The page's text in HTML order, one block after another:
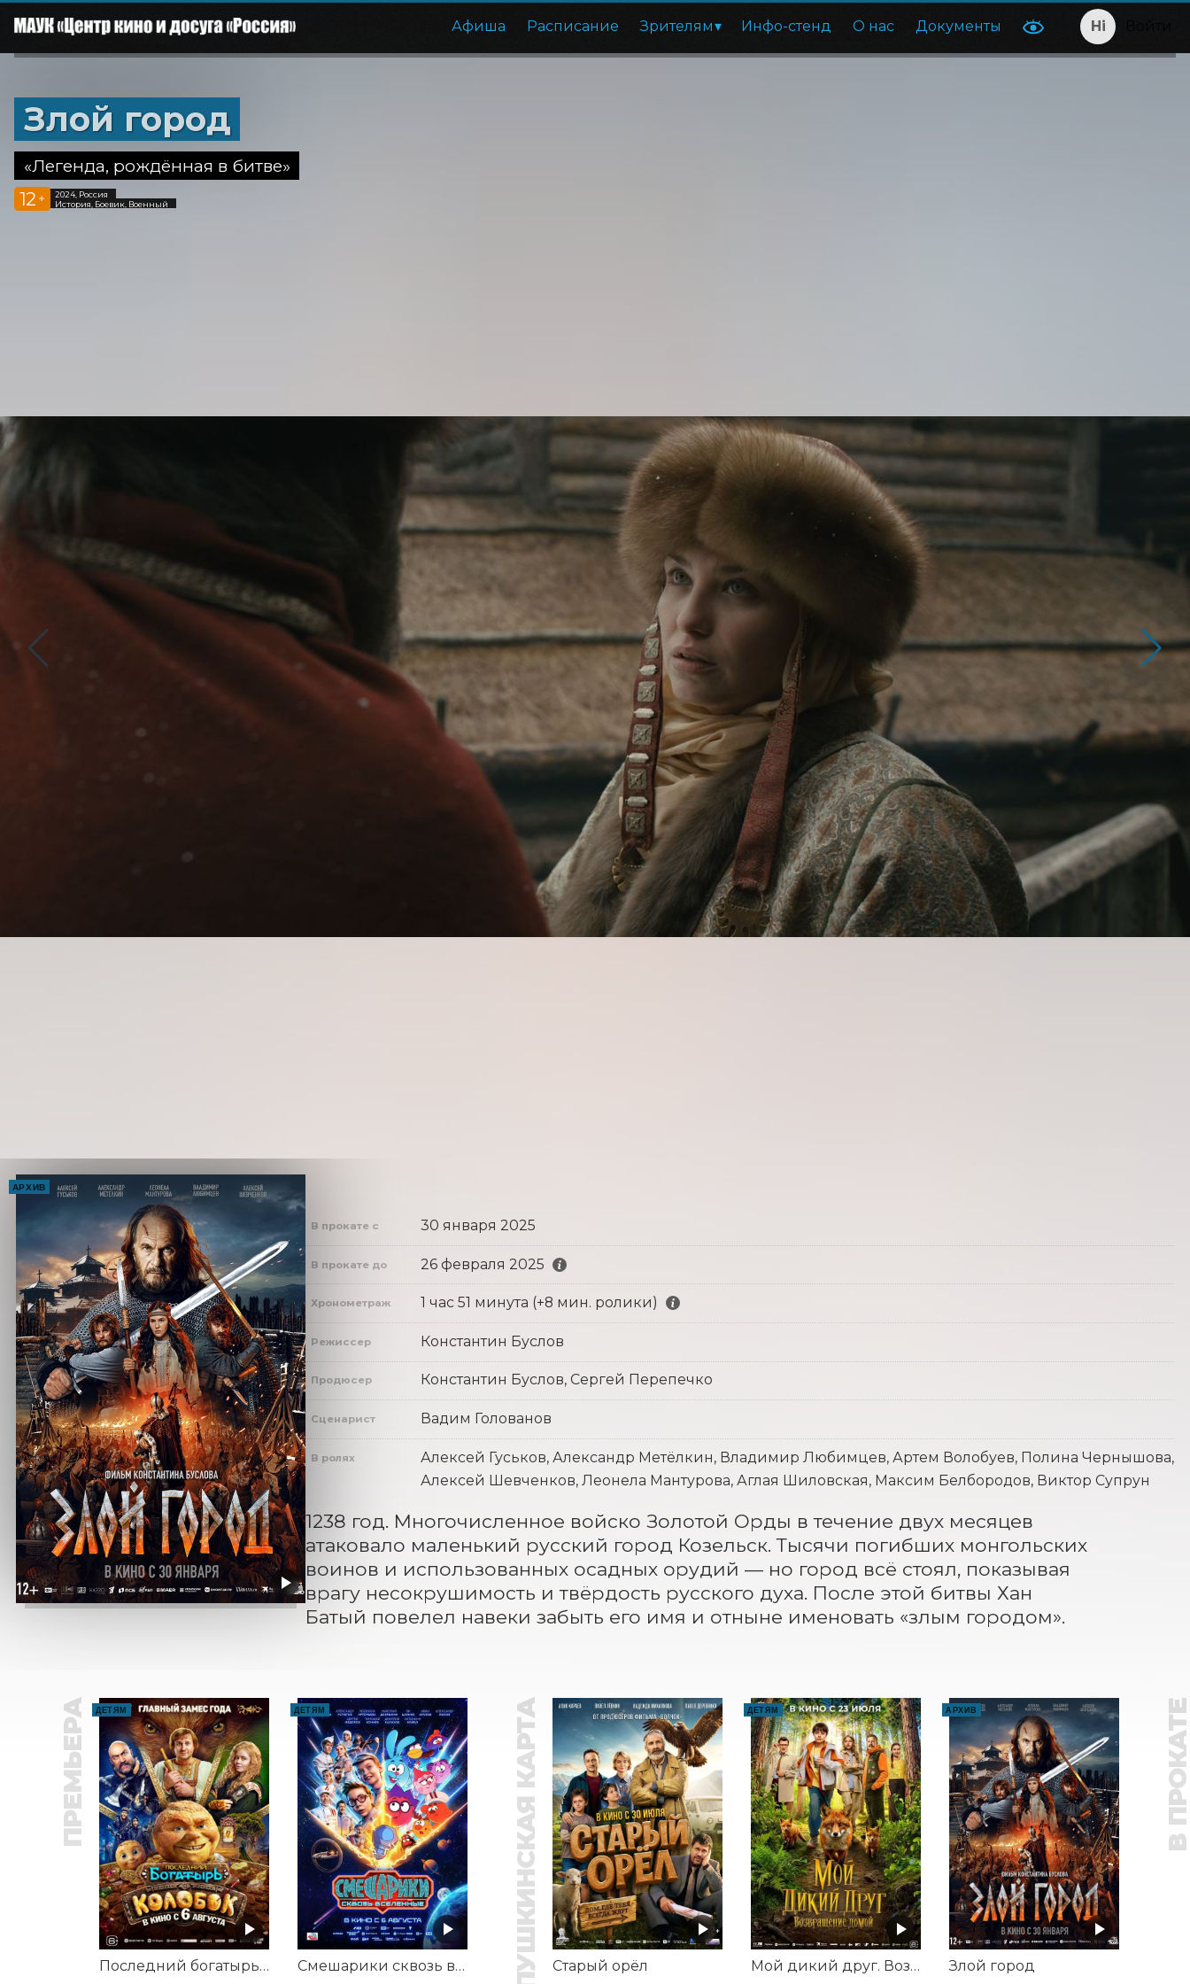
Афиша Расписание Зрителям Инфо-стенд О нас Документы
Злой город
«Легенда, рождённая в битве»
12 +
2024, Россия
История, Боевик, Военный
АРХИВ
В прокате с 30 января 2025
В прокате до 26 февраля 2025
Хронометраж 1 час 51 минута (+8 мин. ролики)
Режиссер Константин Буслов
Продюсер Константин Буслов, Сергей Перепечко
Сценарист Вадим Голованов
В ролях
Алексей Гуськов, Александр Метёлкин, Владимир Любимцев, Артем Волобуев, Полина Чернышова,
Алексей Шевченков, Леонела Мантурова, Аглая Шиловская, Максим Белбородов, Виктор Супрун
1238 год. Многочисленное войско Золотой Орды в течение двух месяцев
атаковало маленький русский город Козельск. Тысячи погибших монгольских
воинов и использованных осадных орудий — но город всё стоял, показывая
врагу несокрушимость и твёрдость русского духа. После этой битвы Хан
Батый повелел навеки забыть его имя и отныне именовать «злым городом».
ПРЕМЬЕРА ДЕТЯМ
Последний богатырь. Колобок
ДЕТЯМ
Смешарики сквозь вселенные ПУШКИНСКАЯ КАРТА Старый орёл
ДЕТЯМ
Мой дикий друг. Возвращение домой
АРХИВ
Злой город
В